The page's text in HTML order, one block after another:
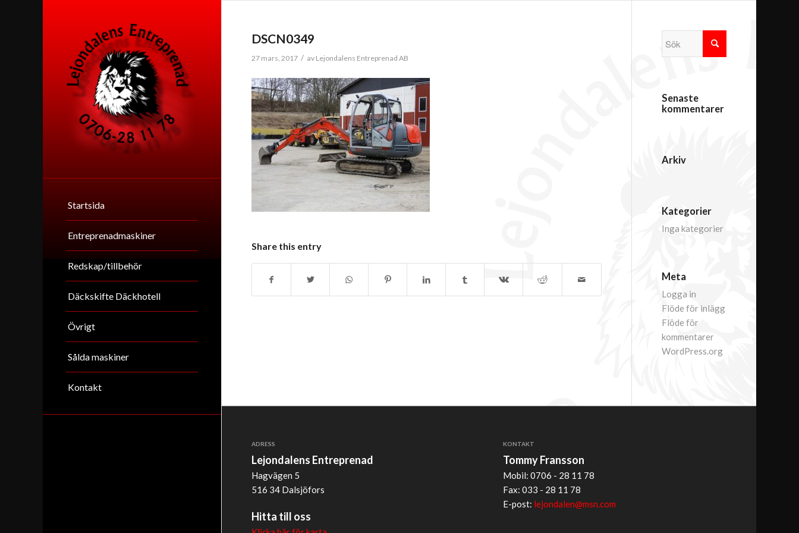
Startsida
Entreprenadmaskiner
Redskap/tillbehör
Däckskifte Däckhotell
Övrigt
Sålda maskiner
Kontakt
DSCN0349
27 mars, 2017 / av Lejondalens Entreprenad AB
Share this entry
Senaste
kommentarer
Arkiv
Kategorier
Inga kategorier
Meta
Logga in
Flöde för inlägg
Flöde för
kommentarer
WordPress.org
ADRESS
Lejondalens Entreprenad
Hagvägen 5
516 34 Dalsjöfors
Hitta till oss
KONTAKT
Tommy Fransson
Mobil: 0706 - 28 11 78
Fax: 033 - 28 11 78
E-post: lejondalen@msn.com